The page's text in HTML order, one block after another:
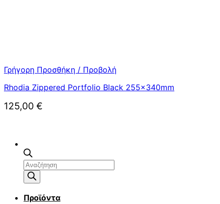
Αναζήτηση
προϊόντων
Προϊόντα
Γρήγορη Προσθήκη / Προβολή
Rhodia Zippered Portfolio Black 255x340mm
125,00 €